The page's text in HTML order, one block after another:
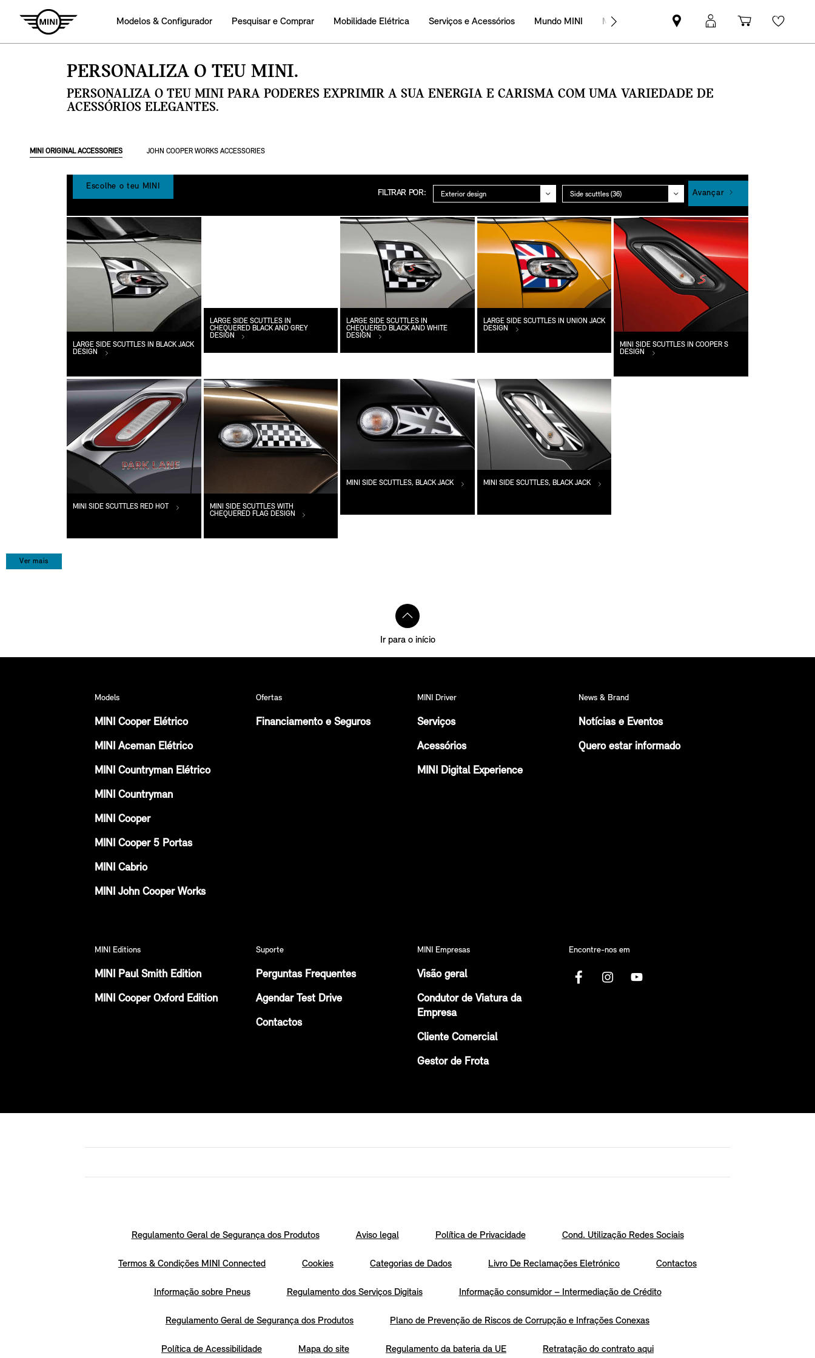
Modelos & Configurador Pesquisar e Comprar Mobilidade Elétrica Serviços e Acessórios Mundo MINI MINI Empresas
Pesquisar
parceiro
Iniciar
sessão
Carrinho
de
PERSONALIZA O TEU MINI.
PERSONALIZA O TEU MINI PARA PODERES EXPRIMIR A SUA ENERGIA E CARISMA COM UMA VARIEDADE DE
ACESSÓRIOS ELEGANTES.
MINI ORIGINAL ACCESSORIES JOHN COOPER WORKS ACCESSORIES
Escolhe o teu MINI
FILTRAR POR:
Categoria
Grupo
Avançar
LARGE SIDE SCUTTLES IN BLACK JACK
DESIGN
LARGE SIDE SCUTTLES IN
CHEQUERED BLACK AND GREY
DESIGN
LARGE SIDE SCUTTLES IN
CHEQUERED BLACK AND WHITE
DESIGN
LARGE SIDE SCUTTLES IN UNION JACK
DESIGN
MINI SIDE SCUTTLES IN COOPER S
DESIGN
MINI SIDE SCUTTLES RED HOT
MINI SIDE SCUTTLES WITH
CHEQUERED FLAG DESIGN
MINI SIDE SCUTTLES, BLACK JACK MINI SIDE SCUTTLES, BLACK JACK
Ver mais
Ir para o início
Models
MINI Cooper Elétrico
MINI Aceman Elétrico
MINI Countryman Elétrico
MINI Countryman
MINI Cooper
MINI Cooper 5 Portas
MINI Cabrio
MINI John Cooper Works
Ofertas
Financiamento e Seguros
MINI Driver
Serviços
Acessórios
MINI Digital Experience
News & Brand
Notícias e Eventos
Quero estar informado
MINI Editions
MINI Paul Smith Edition
MINI Cooper Oxford Edition
Suporte
Perguntas Frequentes
Agendar Test Drive
Contactos
MINI Empresas
Visão geral
Condutor de Viatura da
Empresa
Cliente Comercial
Gestor de Frota
Encontre-nos em
Regulamento Geral de Segurança dos Produtos Aviso legal Política de Privacidade Cond. Utilização Redes Sociais
Termos & Condições MINI Connected Cookies Categorias de Dados Livro De Reclamações Eletrónico Contactos
Informação sobre Pneus Regulamento dos Serviços Digitais Informação consumidor – Intermediação de Crédito
Regulamento Geral de Segurança dos Produtos Plano de Prevenção de Riscos de Corrupção e Infrações Conexas
Política de Acessibilidade Mapa do site Regulamento da bateria da UE Retratação do contrato aqui